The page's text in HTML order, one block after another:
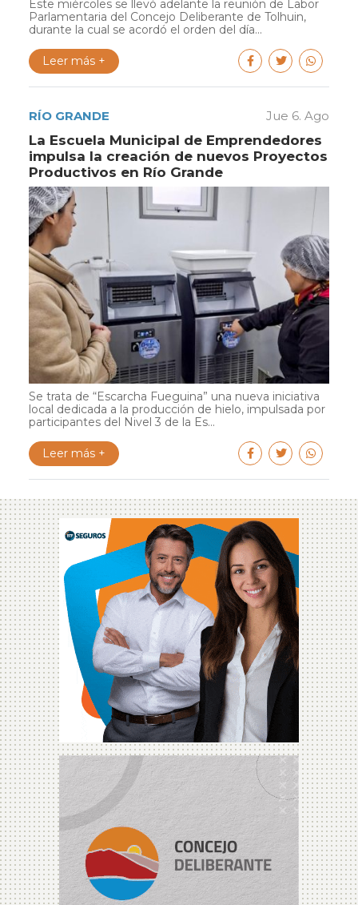
Este miércoles se llevó adelante la reunión de Labor
Parlamentaria del Concejo Deliberante de Tolhuin,
durante la cual se acordó el orden del día...
Leer más +
RÍO GRANDE Jue 6. Ago
La Escuela Municipal de Emprendedores
impulsa la creación de nuevos Proyectos
Productivos en Río Grande
Se trata de “Escarcha Fueguina” una nueva iniciativa
local dedicada a la producción de hielo, impulsada por
participantes del Nivel 3 de la Es...
Leer más +